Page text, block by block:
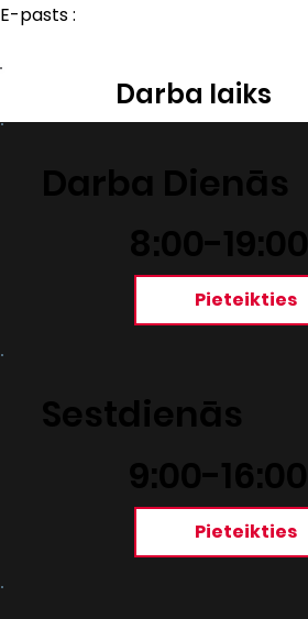
E-pasts ​:
Darba laiks
Darba Dienās
8:00-19:00
Pieteikties
Sestdienās
9:00-16:00
Pieteikties